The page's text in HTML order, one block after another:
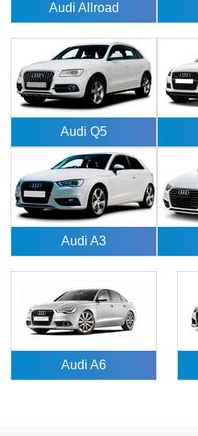
Audi Allroad
Audi Q5
Audi A3
Audi A6